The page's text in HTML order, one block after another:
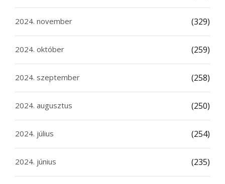
2024. november (329)
2024. október (259)
2024. szeptember (258)
2024. augusztus (250)
2024. július (254)
2024. június (235)